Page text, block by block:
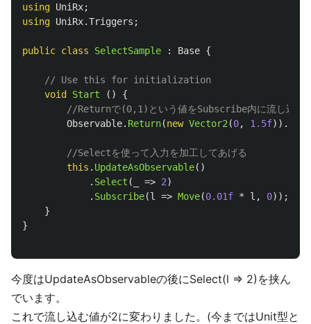
using UniRx;
using UniRx.Triggers ;
public class SelectSample : Base {
// Use this for initialization
void
Start ()
{
//Returnで(0,1)という値をSubscribe内に流し込ん
Observable. Return(new Vector2 (0, 1.5f)).
//Selectを使って入力を加工してあげる
this . UpdateAsObservable()
. Select ( => 2)
. Subscribe(l => Move(0.01f * l , 0));
}
}
今度はUpdateAsObservableの後にSelect(l => 2)を挟ん
でいます。
これで流し込む値が2に変わりました。(今まではUnit型と